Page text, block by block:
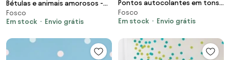
Bétulas e animais amorosos -
autocolantes para criança
Fosco
Em stock
Envio grátis
Pontos autocolantes em tons
de rosa
Fosco
Em stock
Envio grátis